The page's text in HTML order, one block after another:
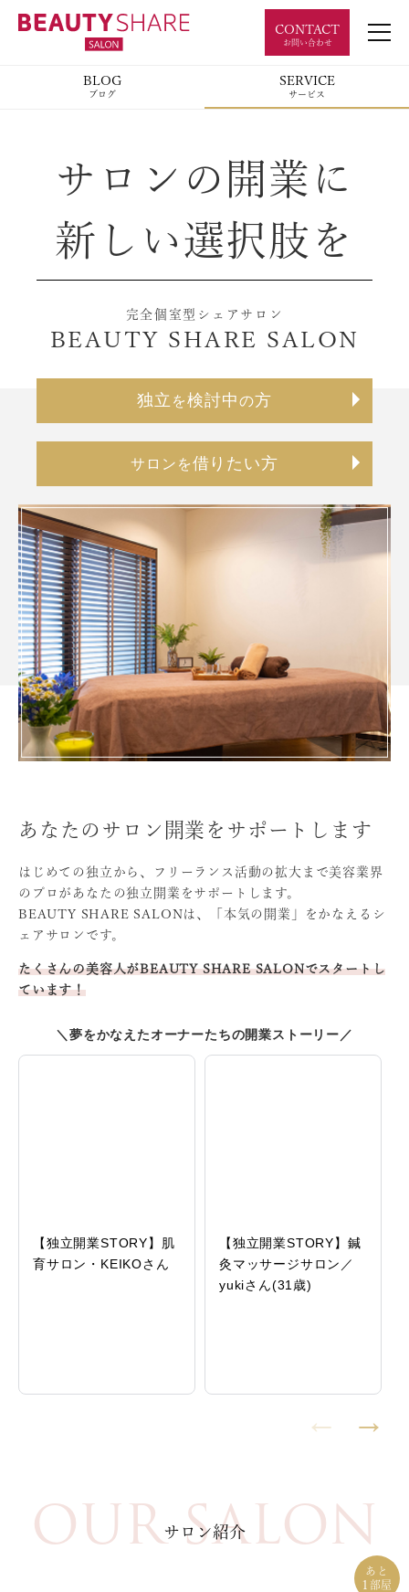
CONTACT
お問い合わせ
BLOG
ブログ
SERVICE
サービス
サロンの開業に
新しい選択肢を
完全個室型シェアサロン
BEAUTY SHARE SALON
独立 を検討中の方
サロンを借りたい方
＼夢をかなえたオーナーたちの開業ストーリー／
【独立開業STORY】肌
育サロン・KEIKOさん
【独立開業STORY】鍼
灸マッサージサロン／
yukiさん(31歳)
あなたのサロン開業をサポートします
はじめての独立から、フリーランス活動の拡大まで美容業界
のプロがあなたの独立開業をサポートします。
BEAUTY SHARE SALONは、「本気の開業」をかなえる シ
ェアサロンです。
たくさんの美容人がBEAUTY SHARE SALONでスタートし
ています！
OUR SALON
サロン紹介
あと
1 部屋